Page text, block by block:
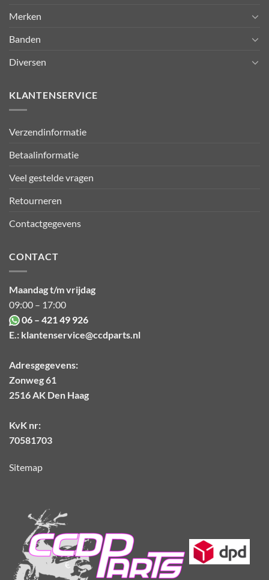
Merken
Banden
Diversen
KLANTENSERVICE
Verzendinformatie
Betaalinformatie
Veel gestelde vragen
Retourneren
Contactgegevens
CONTACT
Maandag t/m vrijdag
09:00 – 17:00
06 – 421 49 926
E.: klantenservice@ccdparts.nl
Adresgegevens:
Zonweg 61
2516 AK Den Haag
KvK nr:
70581703
Sitemap